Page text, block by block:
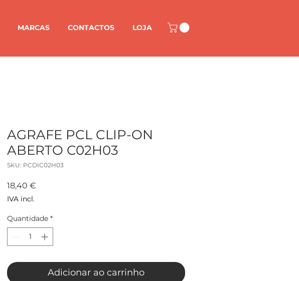
MARCAS CONTACTOS LOJA
AGRAFE PCL CLIP-ON
ABERTO C02H03
SKU: PCDIC02H03
18,40 €
IVA incl.
Quantidade *
Adicionar ao carrinho